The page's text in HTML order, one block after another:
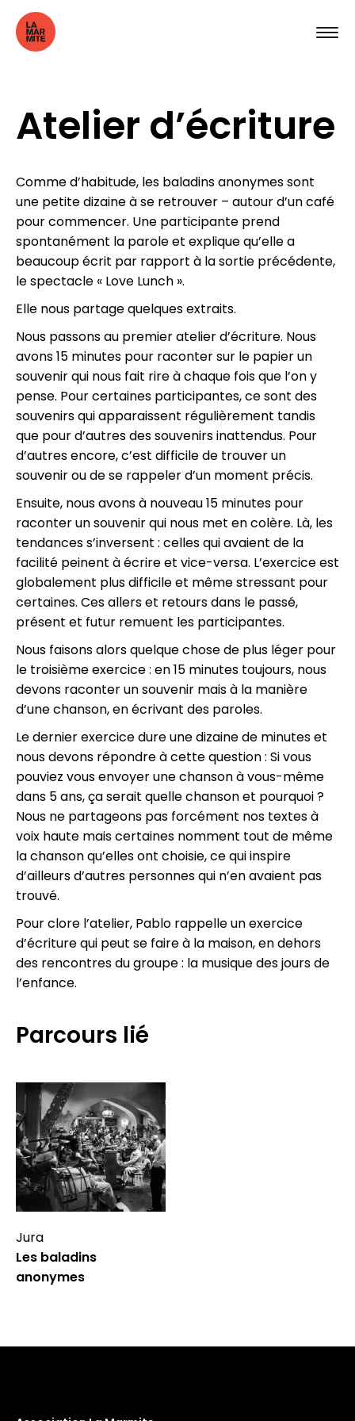
Atelier d’écriture
Comme d’habitude, les baladins anonymes sont
une petite dizaine à se retrouver – autour d’un café
pour commencer. Une participante prend
spontanément la parole et explique qu’elle a
beaucoup écrit par rapport à la sortie précédente,
le spectacle « Love Lunch ».
Elle nous partage quelques extraits.
Nous passons au premier atelier d’écriture. Nous
avons 15 minutes pour raconter sur le papier un
souvenir qui nous fait rire à chaque fois que l’on y
pense. Pour certaines participantes, ce sont des
souvenirs qui apparaissent régulièrement tandis
que pour d’autres des souvenirs inattendus. Pour
d’autres encore, c’est difficile de trouver un
souvenir ou de se rappeler d’un moment précis.
Ensuite, nous avons à nouveau 15 minutes pour
raconter un souvenir qui nous met en colère. Là, les
tendances s’inversent : celles qui avaient de la
facilité peinent à écrire et vice-versa. L’exercice est
globalement plus difficile et même stressant pour
certaines. Ces allers et retours dans le passé,
présent et futur remuent les participantes.
Nous faisons alors quelque chose de plus léger pour
le troisième exercice : en 15 minutes toujours, nous
devons raconter un souvenir mais à la manière
d’une chanson, en écrivant des paroles.
Le dernier exercice dure une dizaine de minutes et
nous devons répondre à cette question : Si vous
pouviez vous envoyer une chanson à vous-même
dans 5 ans, ça serait quelle chanson et pourquoi ?
Nous ne partageons pas forcément nos textes à
voix haute mais certaines nomment tout de même
la chanson qu’elles ont choisie, ce qui inspire
d’ailleurs d’autres personnes qui n’en avaient pas
trouvé.
Pour clore l’atelier, Pablo rappelle un exercice
d’écriture qui peut se faire à la maison, en dehors
des rencontres du groupe : la musique des jours de
l’enfance.
Parcours lié
Jura
Les baladins
anonymes